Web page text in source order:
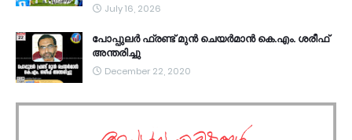
July 16, 2026
പോപ്പുലർ ഫ്രണ്ട്​ മുൻ ചെയർമാൻ കെ.എം. ശരീഫ്​
അന്തരിച്ചു
December 22, 2020